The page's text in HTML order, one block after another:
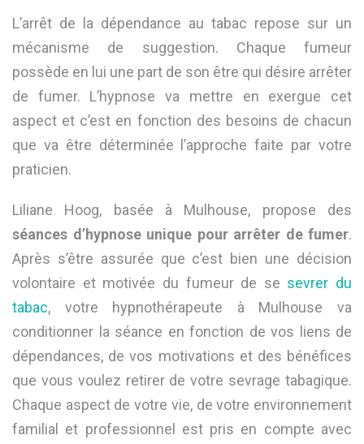
L’arrêt de la dépendance au tabac repose sur un
mécanisme de suggestion. Chaque fumeur
possède en lui une part de son être qui désire arrêter
de fumer. L’hypnose va mettre en exergue cet
aspect et c’est en fonction des besoins de chacun
que va être déterminée l’approche faite par votre
praticien.
Liliane Hoog, basée à Mulhouse, propose des
séances d’hypnose unique pour arrêter de fumer.
Après s’être assurée que c’est bien une décision
volontaire et motivée du fumeur de se sevrer du
tabac, votre hypnothérapeute à Mulhouse va
conditionner la séance en fonction de vos liens de
dépendances, de vos motivations et des bénéfices
que vous voulez retirer de votre sevrage tabagique.
Chaque aspect de votre vie, de votre environnement
familial et professionnel est pris en compte avec